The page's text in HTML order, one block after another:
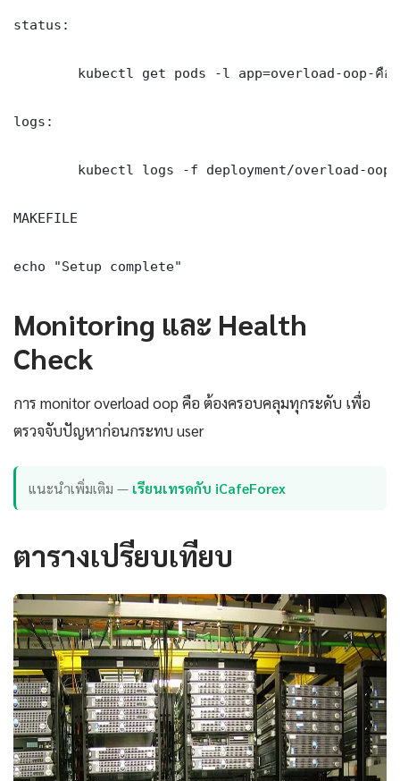
status:
logs:
MAKEFILE
echo "Setup complete"
Monitoring และ Health
Check
การ monitor overload oop คือ ต้องครอบคลุมทุกระดับ เพื่อ
ตรวจจับปัญหาก่อนกระทบ user
แนะนำเพิ่มเติม — เรียนเทรดกับ iCafeForex
ตารางเปรียบเทียบ